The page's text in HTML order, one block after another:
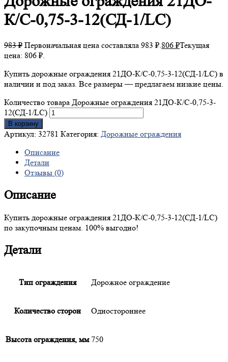
К/С-0,75-3-12(СД-1/LC)
983₽ Первоначальная цена составляла 983 ₽.806 ₽Текущая
цена: 806 ₽.
Купить дорожные ограждения 21ДО-К/С-0,75-3-12(СД-1/LC) в
наличии и под заказ. Все размеры — предлагаем низкие цены.
Количество товара Дорожные ограждения 21ДО-К/С-0,75-3-
12(СД-1/LC)
В корзину
Артикул: 32781 Категория: Дорожные ограждения
Описание
Детали
Отзывы (0)
Описание
Купить дорожные ограждения 21ДО-К/С-0,75-3-12(СД-1/LC)
по закупочным ценам. 100% выгодно!
Детали
Тип ограждения Дорожное ограждение
Количество сторон Одностороннее
Высота ограждения, мм 750